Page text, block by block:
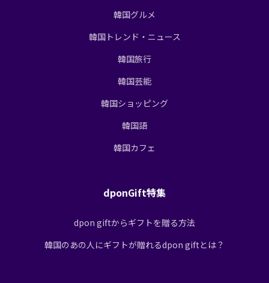
韓国グルメ
韓国トレンド・ニュース
韓国旅行
韓国芸能
韓国ショッピング
韓国語
韓国カフェ
dponGift特集
dpon giftからギフトを贈る方法
韓国のあの人にギフトが贈れるdpon giftとは？